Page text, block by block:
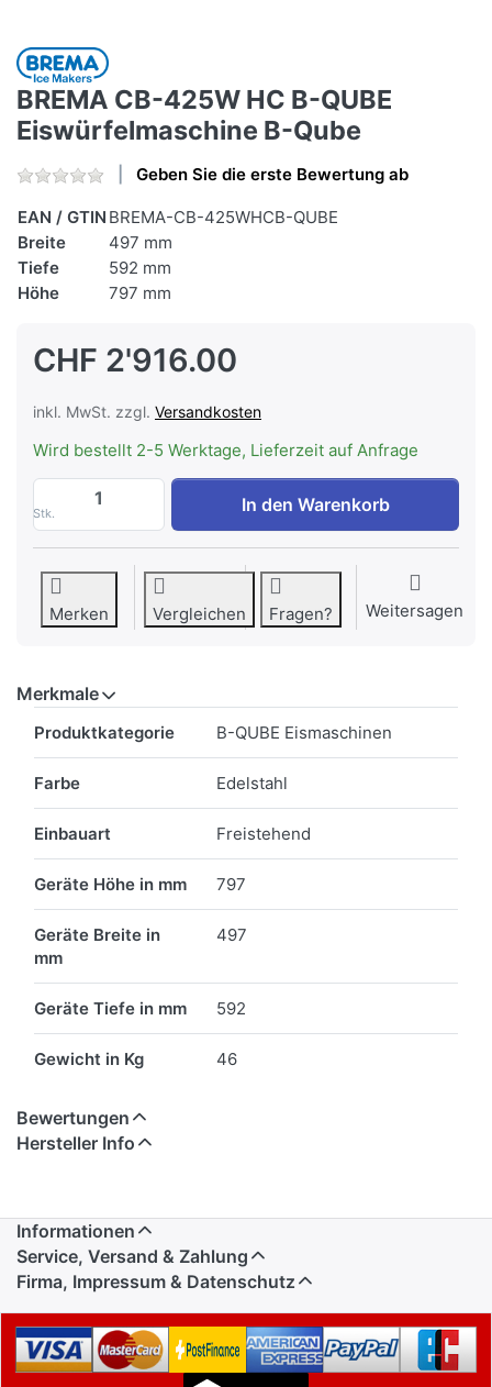
BREMA CB-425W HC B-QUBE
Eiswürfelmaschine B-Qube
Geben Sie die erste Bewertung ab
EAN / GTIN BREMA-CB-425WHCB-QUBE
Breite
497 mm
Tiefe
592 mm
Höhe
797 mm
CHF 2'916.00
inkl. MwSt. zzgl. Versandkosten
Wird bestellt 2-5 Werktage, Lieferzeit auf Anfrage
Stk.
BREMA CB-425W HC B-QUBE
In den Warenkorb
Merken Vergleichen Fragen? Weitersagen
Merkmale
Produktkategorie B-QUBE Eismaschinen
Farbe Edelstahl
Einbauart Freistehend
Geräte Höhe in mm 797
Geräte Breite in
mm
497
Geräte Tiefe in mm 592
Gewicht in Kg 46
Bewertungen
Hersteller Info
Informationen
Service, Versand & Zahlung
Firma, Impressum & Datenschutz